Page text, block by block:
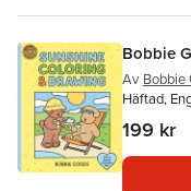
Bobbie
Av Bobbie
Häftad,
199 kr